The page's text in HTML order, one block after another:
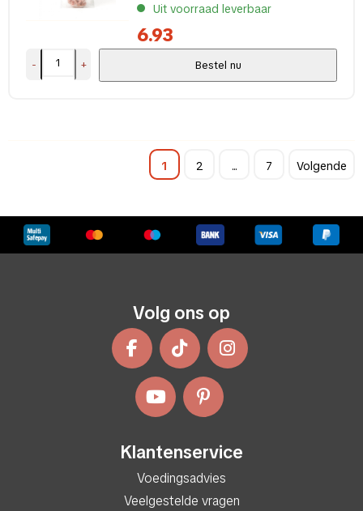
Uit voorraad leverbaar
6.93
- + Bestel nu
1 2 ... 7 Volgende
Volg ons op
Klantenservice
Voedingsadvies
Veelgestelde vragen